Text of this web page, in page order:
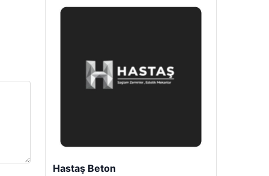
Prenses Night Club